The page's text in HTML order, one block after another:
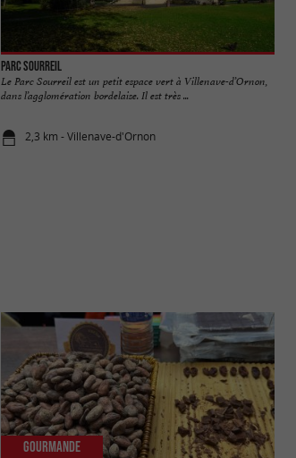
Parc Sourreil
Le Parc Sourreil est un petit espace vert à Villenave-d’Ornon,
dans l’agglomération bordelaise. Il est très ...
2,3 km - Villenave-d'Ornon
Gourmande